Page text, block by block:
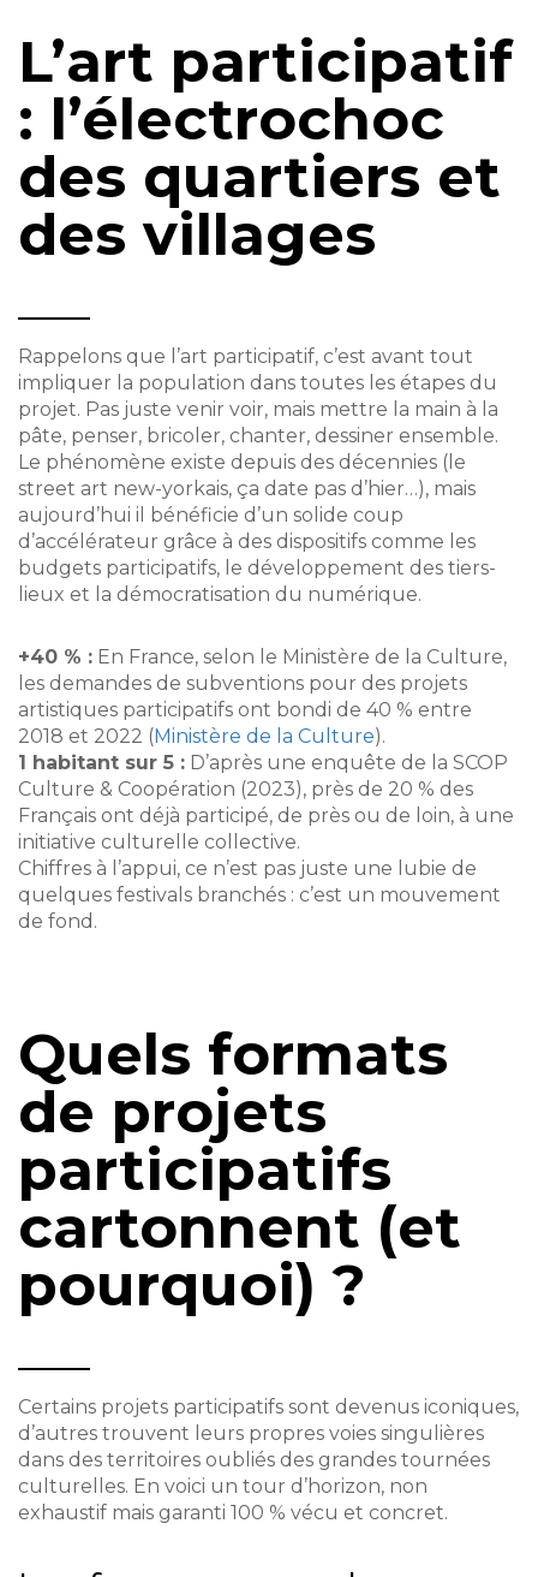
L’art participatif
: l’électrochoc
des quartiers et
des villages
Rappelons que l’art participatif, c’est avant tout
impliquer la population dans toutes les étapes du
projet. Pas juste venir voir, mais mettre la main à la
pâte, penser, bricoler, chanter, dessiner ensemble.
Le phénomène existe depuis des décennies (le
street art new-yorkais, ça date pas d’hier…), mais
aujourd’hui il bénéficie d’un solide coup
d’accélérateur grâce à des dispositifs comme les
budgets participatifs, le développement des tiers-
lieux et la démocratisation du numérique.
+40 % : En France, selon le Ministère de la Culture,
les demandes de subventions pour des projets
artistiques participatifs ont bondi de 40 % entre
2018 et 2022 (Ministère de la Culture).
1 habitant sur 5 : D’après une enquête de la SCOP
Culture & Coopération (2023), près de 20 % des
Français ont déjà participé, de près ou de loin, à une
initiative culturelle collective.
Chiffres à l’appui, ce n’est pas juste une lubie de
quelques festivals branchés : c’est un mouvement
de fond.
Quels formats
de projets
participatifs
cartonnent (et
pourquoi) ?
Certains projets participatifs sont devenus iconiques,
d’autres trouvent leurs propres voies singulières
dans des territoires oubliés des grandes tournées
culturelles. En voici un tour d’horizon, non
exhaustif mais garanti 100 % vécu et concret.